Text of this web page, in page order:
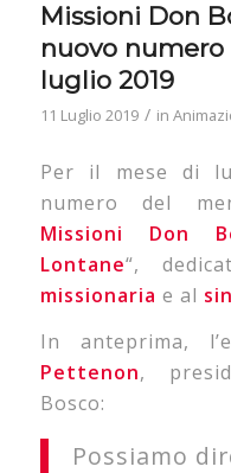
Missioni Don
nuovo numero
luglio 2019
11 Luglio 2019 / in
Per il mese di
numero del
Missioni Don
Lontane“,
missionaria e al
In anteprima,
Pettenon,
Bosco:
Possiamo